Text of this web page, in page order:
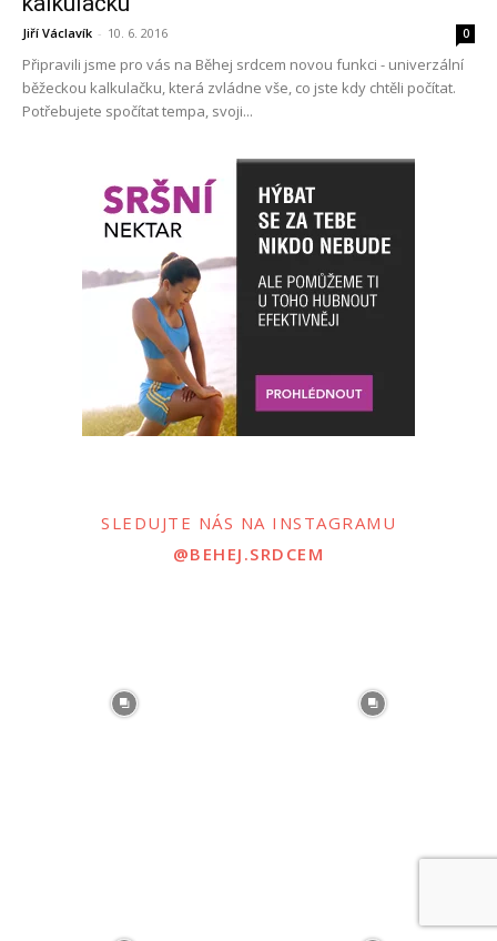
Jiří Václavík - 10. 6. 2016 0
Připravili jsme pro vás na Běhej srdcem novou funkci - univerzální
běžeckou kalkulačku, která zvládne vše, co jste kdy chtěli počítat.
Potřebujete spočítat tempa, svoji...
SLEDUJTE NÁS NA INSTAGRAMU
@BEHEJ.SRDCEM